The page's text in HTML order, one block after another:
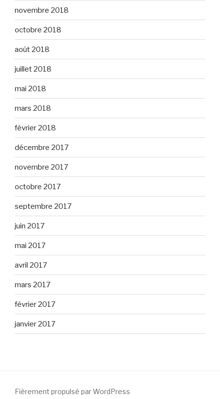
novembre 2018
octobre 2018
août 2018
juillet 2018
mai 2018
mars 2018
février 2018
décembre 2017
novembre 2017
octobre 2017
septembre 2017
juin 2017
mai 2017
avril 2017
mars 2017
février 2017
janvier 2017
Fièrement propulsé par WordPress